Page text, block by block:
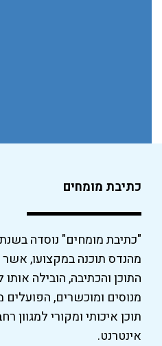
כתיבת מומחים
מהנדס תוכנה במקצועו, אשר
התוכן והכתיבה, הובילה
מנוסים ומוכשרים,
תוכן איכותי ומקורי למגוון
אינטרנט.